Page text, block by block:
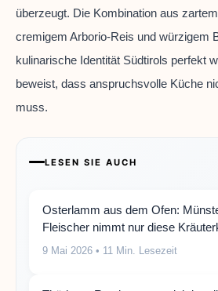
überzeugt. Die Kombination aus
cremigem Arborio-Reis und würzigem
kulinarische Identität Südtirols perfekt
beweist, dass anspruchsvolle Küche
muss.
LESEN SIE AUCH
Osterlamm aus dem Ofen:
Fleischer nimmt nur diese
9 Mai 2026 • 11 Min. Lesezeit